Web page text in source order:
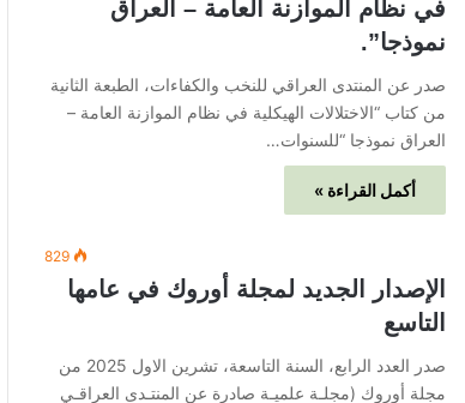
في نظام الموازنة العامة – العراق
نموذجا”.
صدر عن المنتدى العراقي للنخب والكفاءات، الطبعة الثانية
من كتاب “الاختلالات الهيكلية في نظام الموازنة العامة –
العراق نموذجا “للسنوات…
أكمل القراءة »
829
الإصدار الجديد لمجلة أوروك في عامها
التاسع
صدر العدد الرابع، السنة التاسعة، تشرين الاول 2025 من
مجلة أوروك (مجلـة علميـة صادرة عن المنتـدى العراقـي